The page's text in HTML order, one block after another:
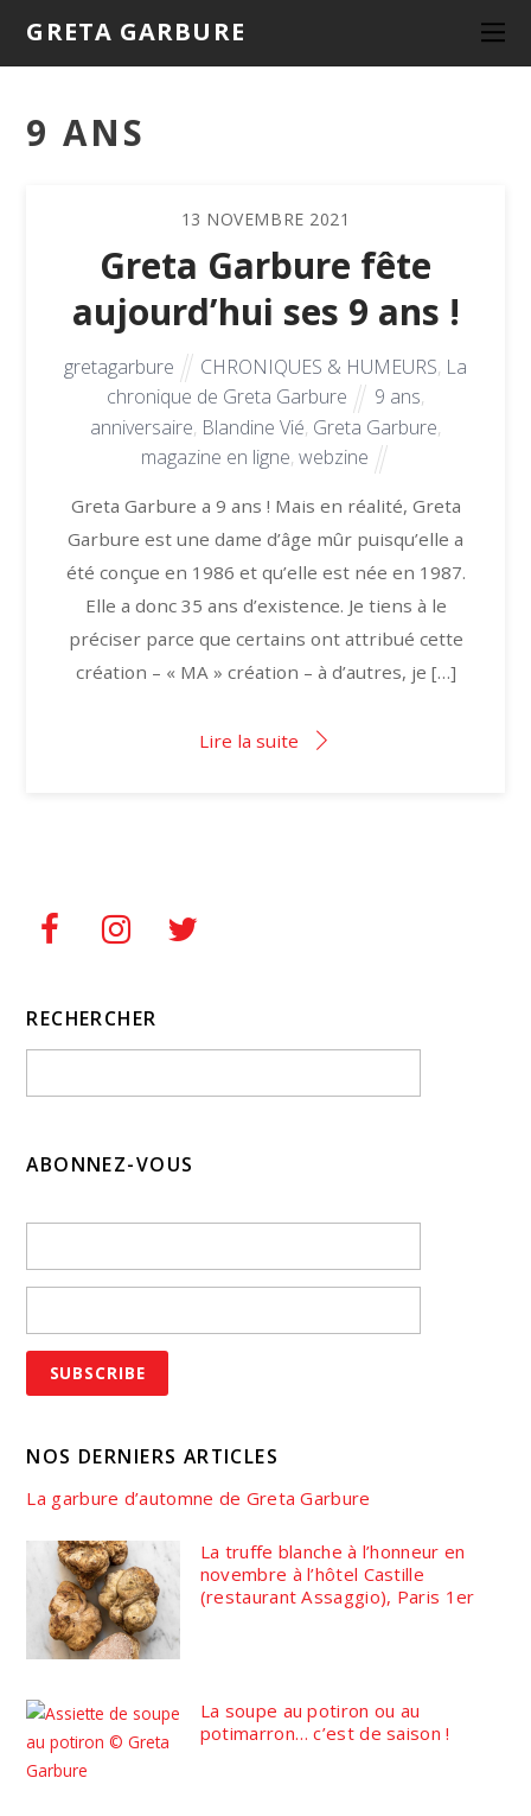
GRETA GARBURE
9 ANS
13 NOVEMBRE 2021
Greta Garbure fête
aujourd’hui ses 9 ans !
gretagarbure CHRONIQUES & HUMEURS, La
chronique de Greta Garbure
9 ans,
anniversaire, Blandine Vié, Greta Garbure,
magazine en ligne, webzine
Greta Garbure a 9 ans ! Mais en réalité, Greta
Garbure est une dame d’âge mûr puisqu’elle a
été conçue en 1986 et qu’elle est née en 1987.
Elle a donc 35 ans d’existence. Je tiens à le
préciser parce que certains ont attribué cette
création – « MA » création – à d’autres, je […]
Lire la suite
RECHERCHER
ABONNEZ-VOUS
NOS DERNIERS ARTICLES
La garbure d’automne de Greta Garbure
La truffe blanche à l’honneur en
novembre à l’hôtel Castille
(restaurant Assaggio), Paris 1er
La soupe au potiron ou au
potimarron… c’est de saison !